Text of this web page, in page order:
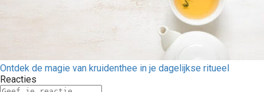
Ontdek de magie van kruidenthee in je dagelijkse ritueel
Reacties